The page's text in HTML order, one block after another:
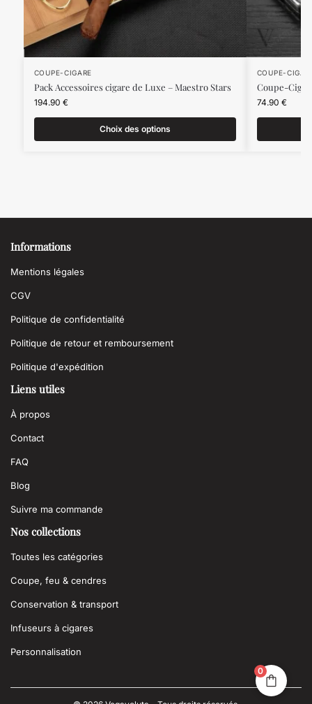
COUPE-CIGARE
Pack Accessoires cigare de Luxe – Maestro Stars
194.90 €
Choix des options
COUPE-
Coupe-
74.90 €
0
Informations
Mentions légales
CGV
Politique de confidentialité
Politique de retour et remboursement
Politique d'expédition
Liens utiles
À propos
Contact
FAQ
Blog
Suivre ma commande
Nos collections
Toutes les catégories
Coupe, feu & cendres
Conservation & transport
Infuseurs à cigares
Personnalisation